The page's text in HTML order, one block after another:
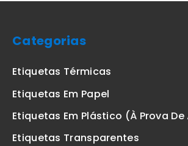
Categorias
Etiquetas Térmicas
Etiquetas Em Papel
Etiquetas Em Plástico (à Prova De
Etiquetas Transparentes